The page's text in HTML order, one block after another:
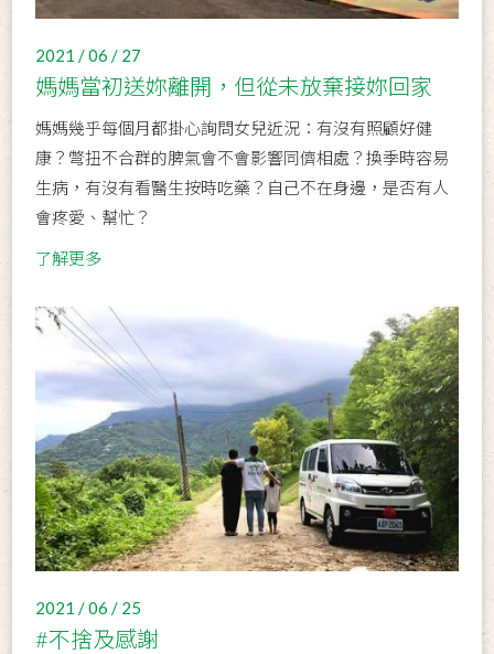
2021 / 06 / 27
媽媽當初送妳離開，但從未放棄接妳回家
媽媽幾乎每個月都掛心詢問女兒近況：有沒有照顧好健
康？彆扭不合群的脾氣會不會影響同儕相處？換季時容易
生病，有沒有看醫生按時吃藥？自己不在身邊，是否有人
會疼愛、幫忙？
了解更多
2021 / 06 / 25
#不捨及感謝